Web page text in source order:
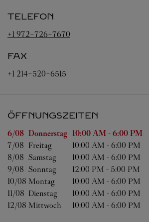
TELEFON
+1 972-726-7670
FAX
+1 214-520-6515
ÖFFNUNGSZEITEN
WochentagÖffnungszeiten
6/08 Donnerstag 10:00 AM - 6:00 PM
7/08 Freitag 10:00 AM - 6:00 PM
8/08 Samstag 10:00 AM - 6:00 PM
9/08 Sonntag 12:00 PM - 5:00 PM
10/08 Montag 10:00 AM - 6:00 PM
11/08 Dienstag 10:00 AM - 6:00 PM
12/08 Mittwoch 10:00 AM - 6:00 PM